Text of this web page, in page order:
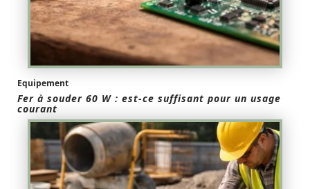
Equipement
Fer à souder 60 W : est-ce suffisant pour un usage
courant